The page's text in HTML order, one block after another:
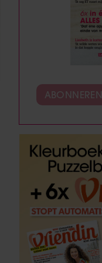
ABONNEREN